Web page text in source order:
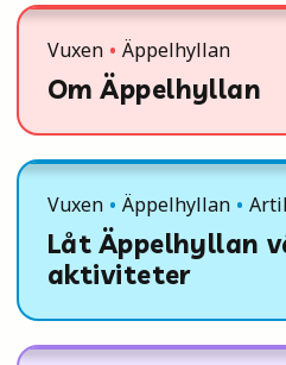
Om Äppelhyllan
Vuxen Äppelhyllan
Låt Äppelhyllan
aktiviteter
Vuxen Äppelhyllan